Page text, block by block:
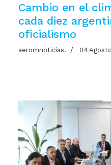
Cambio en el
cada diez
oficialismo
aeromnoticias. 04